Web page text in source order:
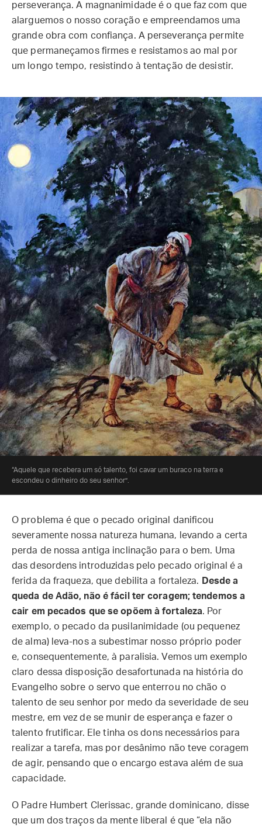
perseverança. A magnanimidade é o que faz com que
alarguemos o nosso coração e empreendamos uma
grande obra com confiança. A perseverança permite
que permaneçamos firmes e resistamos ao mal por
um longo tempo, resistindo à tentação de desistir.
“Aquele que recebera um só talento, foi cavar um buraco na terra e
escondeu o dinheiro do seu senhor”.
O problema é que o pecado original danificou
severamente nossa natureza humana, levando a certa
perda de nossa antiga inclinação para o bem. Uma
das desordens introduzidas pelo pecado original é a
ferida da fraqueza, que debilita a fortaleza. Desde a
queda de Adão, não é fácil ter coragem; tendemos a
cair em pecados que se opõem à fortaleza. Por
exemplo, o pecado da pusilanimidade (ou pequenez
de alma) leva-nos a subestimar nosso próprio poder
e, consequentemente, à paralisia. Vemos um exemplo
claro dessa disposição desafortunada na história do
Evangelho sobre o servo que enterrou no chão o
talento de seu senhor por medo da severidade de seu
mestre, em vez de se munir de esperança e fazer o
talento frutificar. Ele tinha os dons necessários para
realizar a tarefa, mas por desânimo não teve coragem
de agir, pensando que o encargo estava além de sua
capacidade.
O Padre Humbert Clerissac, grande dominicano, disse
que um dos traços da mente liberal é que “ela não